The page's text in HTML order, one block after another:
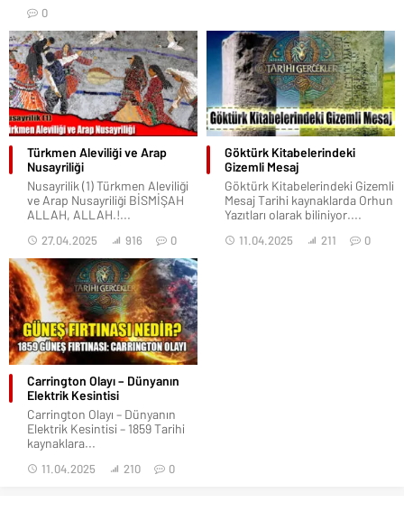
0
Türkmen Aleviliği ve Arap
Nusayriliği
Nusayrilik (1) Türkmen Aleviliği
ve Arap Nusayriliği BİSMİŞAH
ALLAH, ALLAH.!...
27.04.2025 916 0
Göktürk Kitabelerindeki
Gizemli Mesaj
Göktürk Kitabelerindeki Gizemli
Mesaj Tarihi kaynaklarda Orhun
Yazıtları olarak biliniyor....
11.04.2025 211 0
Carrington Olayı – Dünyanın
Elektrik Kesintisi
Carrington Olayı – Dünyanın
Elektrik Kesintisi – 1859 Tarihi
kaynaklara...
11.04.2025 210 0